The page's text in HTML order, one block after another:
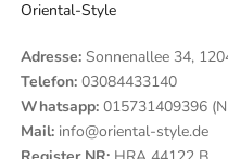
Oriental-Style
Adresse:Sonnenallee 34,
Telefon:03084433140
Whatsapp:015731409396
Mail:info@oriental-style.de